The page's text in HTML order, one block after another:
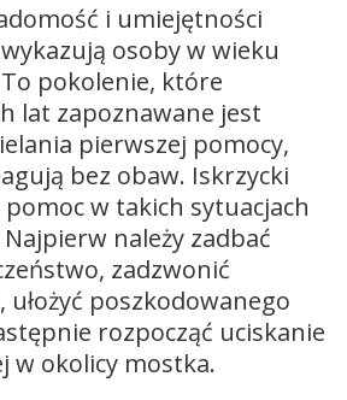
i umiejętności
osoby w wieku
pokolenie, które
lat zapoznawane jest
pierwszej pomocy,
bez obaw. Iskrzycki
w takich sytuacjach
należy zadbać
zadzwonić
poszkodowanego
rozpocząć uciskanie
w okolicy mostka.